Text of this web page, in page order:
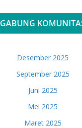
GABUNG
Desember 2025
September 2025
Juni 2025
Mei 2025
Maret 2025